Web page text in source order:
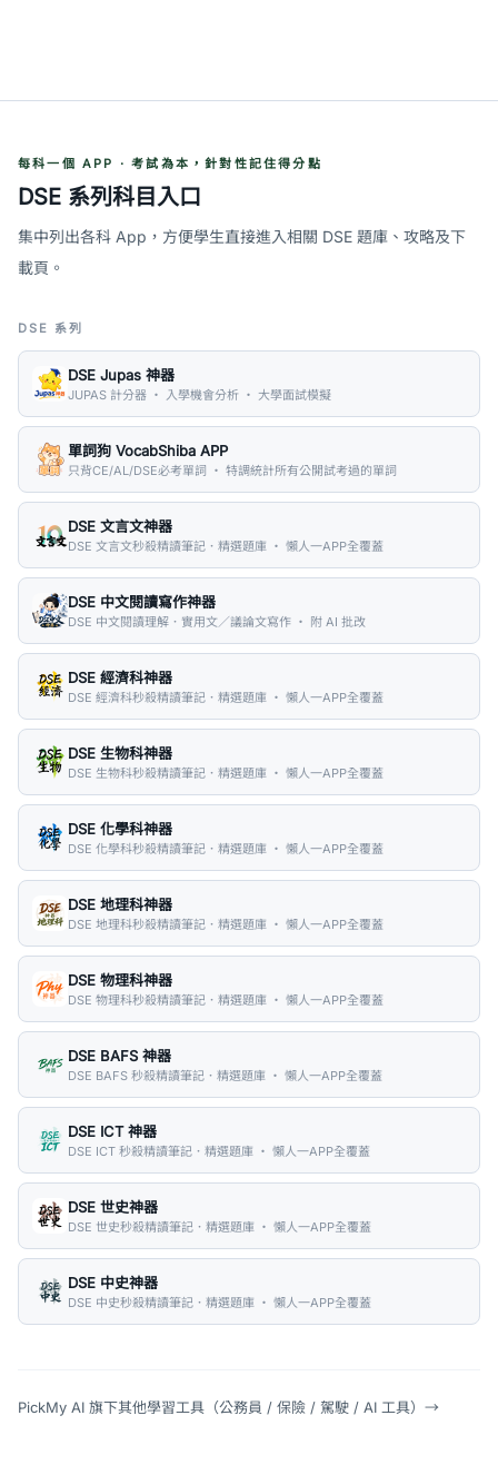
每科一個 APP · 考試為本，針對性記住得分點
DSE 系列科目入口
集中列出各科 App，方便學生直接進入相關 DSE 題庫、攻略及下
載頁。
DSE 系列
DSE Jupas 神器
JUPAS 計分器 ・ 入學機會分析 ・ 大學面試模擬
單詞狗 VocabShiba APP
只背CE/AL/DSE必考單詞 ・ 特調統計所有公開試考過的單詞
DSE 文言文神器
DSE 文言文秒殺精讀筆記．精選題庫 ・ 懶人一APP全覆蓋
DSE 中文閱讀寫作神器
DSE 中文閱讀理解．實用文／議論文寫作 ・ 附 AI 批改
DSE 經濟科神器
DSE 經濟科秒殺精讀筆記．精選題庫 ・ 懶人一APP全覆蓋
DSE 生物科神器
DSE 生物科秒殺精讀筆記．精選題庫 ・ 懶人一APP全覆蓋
DSE 化學科神器
DSE 化學科秒殺精讀筆記．精選題庫 ・ 懶人一APP全覆蓋
DSE 地理科神器
DSE 地理科秒殺精讀筆記．精選題庫 ・ 懶人一APP全覆蓋
DSE 物理科神器
DSE 物理科秒殺精讀筆記．精選題庫 ・ 懶人一APP全覆蓋
DSE BAFS 神器
DSE BAFS 秒殺精讀筆記．精選題庫 ・ 懶人一APP全覆蓋
DSE ICT 神器
DSE ICT 秒殺精讀筆記．精選題庫 ・ 懶人一APP全覆蓋
DSE 世史神器
DSE 世史秒殺精讀筆記．精選題庫 ・ 懶人一APP全覆蓋
DSE 中史神器
DSE 中史秒殺精讀筆記．精選題庫 ・ 懶人一APP全覆蓋
PickMy AI 旗下其他學習工具（公務員 / 保險 / 駕駛 / AI 工具） →